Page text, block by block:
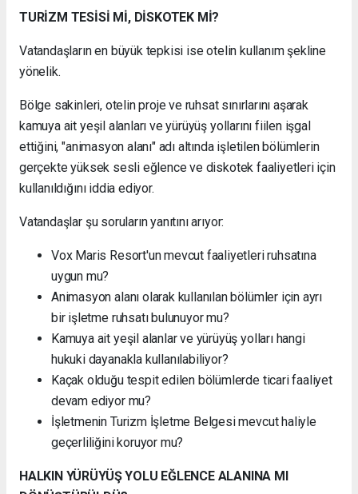
TURİZM TESİSİ Mİ, DİSKOTEK Mİ?
Vatandaşların en büyük tepkisi ise otelin kullanım şekline
yönelik.
Bölge sakinleri, otelin proje ve ruhsat sınırlarını aşarak
kamuya ait yeşil alanları ve yürüyüş yollarını fiilen işgal
ettiğini, "animasyon alanı" adı altında işletilen bölümlerin
gerçekte yüksek sesli eğlence ve diskotek faaliyetleri için
kullanıldığını iddia ediyor.
Vatandaşlar şu soruların yanıtını arıyor:
Vox Maris Resort'un mevcut faaliyetleri ruhsatına
uygun mu?
Animasyon alanı olarak kullanılan bölümler için ayrı
bir işletme ruhsatı bulunuyor mu?
Kamuya ait yeşil alanlar ve yürüyüş yolları hangi
hukuki dayanakla kullanılabiliyor?
Kaçak olduğu tespit edilen bölümlerde ticari faaliyet
devam ediyor mu?
İşletmenin Turizm İşletme Belgesi mevcut haliyle
geçerliliğini koruyor mu?
HALKIN YÜRÜYÜŞ YOLU EĞLENCE ALANINA MI